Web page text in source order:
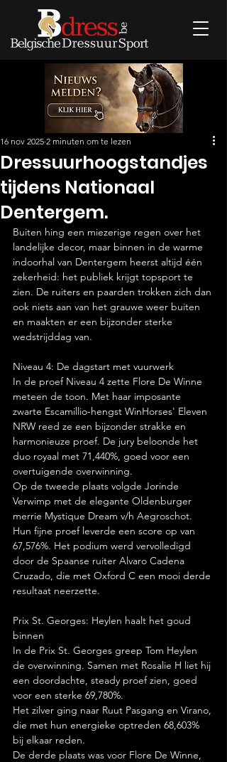
Dressuurhoogstandjes
tijdens Nationaal
Dentergem.
16 nov 2025 2 minuten om te lezen
Buiten hing een miezerige regen over het
landelijke decor, maar binnen in de warme
indoorhal van Dentergem heerst altijd één
zekerheid: het publiek krijgt topsport te
zien. De ruiters en paarden trokken zich dan
ook niets aan van het grauwe weer buiten
en maakten er een bijzonder sterke
wedstrijddag van.
Niveau 4: De dagstart met vuurwerk
In de proef Niveau 4 zette Flore De Winne
meteen de toon. Met haar imposante
zwarte Escamillio-hengst WinHorses' Eleven
NRW reed ze een bijzonder strakke en
harmonieuze proef. De jury beloonde het
duo royaal met 71,440%, goed voor een
overtuigende overwinning.
Op de tweede plaats volgde Jorinde
Verwimp met de elegante Oldenburger
merrie Mystique Dream v/h Aegroschot.
Hun fijne proef leverde een score op van
67,576%. Het podium werd vervolledigd
door de Spaanse ruiter Alvaro Cadena
Cruzado, die met Oxford C een mooi derde
resultaat neerzette.
Prix St. Georges: Heylen haalt het goud
binnen
In de Prix St. Georges greep Tom Heylen
de overwinning. Samen met Rosalie H liet hij
een doordachte, steady proef zien, goed
voor een sterke 69,780%.
Het zilver ging naar Ruut Pasgang en Virano,
die met hun energieke optreden 68,603%
bij elkaar reden.
De derde plaats was voor Flore De Winne,